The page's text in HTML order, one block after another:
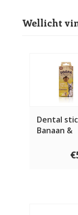
Wellicht
Dental
Banaan &